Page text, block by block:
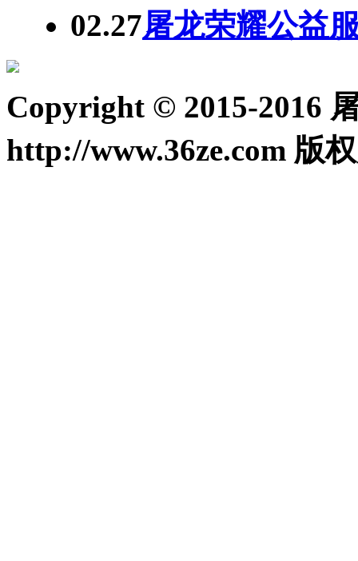
02.27屠龙荣耀公益
Copyright © 2015-2016
http://www.36ze.com 版